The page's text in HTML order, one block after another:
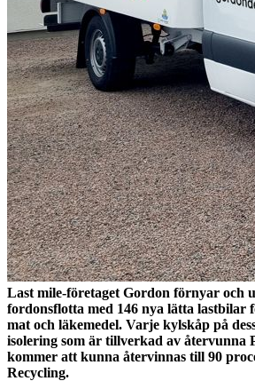
Last mile-företaget Gordon förnyar och
fordonsflotta med 146 nya lätta lastbilar
mat och läkemedel. Varje kylskåp på
isolering som är tillverkad av återvunna
kommer att kunna återvinnas till 90
Recycling.